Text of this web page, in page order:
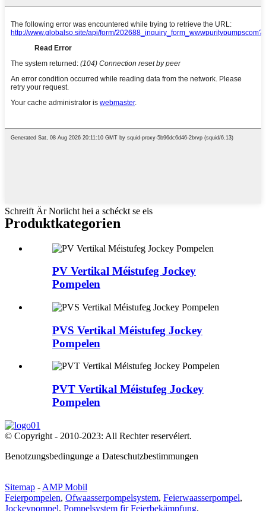
Schreift Är Noriicht hei a schéckt se eis
Produktkategorien
PV Vertikal Méistufeg Jockey
Pompelen
PVS Vertikal Méistufeg Jockey
Pompelen
PVT Vertikal Méistufeg Jockey
Pompelen
© Copyright - 2010-2023: All Rechter reservéiert.
Benotzungsbedingunge a Dateschutzbestimmungen
Sitemap - AMP Mobil
Feierpompelen, Ofwaasserpompelsystem, Feierwaasserpompel,
Jockeypompel, Pompelsystem fir Feierbekämpfung,